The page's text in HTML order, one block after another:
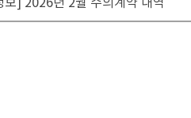
보] 2026년 2월 수의계약 내역